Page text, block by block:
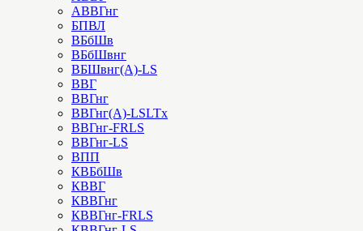
АВВГнг
БПВЛ
ВБбШв
ВБбШвнг
ВБШвнг(А)-LS
ВВГ
ВВГнг
ВВГнг(А)-LSLTx
ВВГнг-FRLS
ВВГнг-LS
ВПП
КВБбШв
КВВГ
КВВГнг
КВВГнг-FRLS